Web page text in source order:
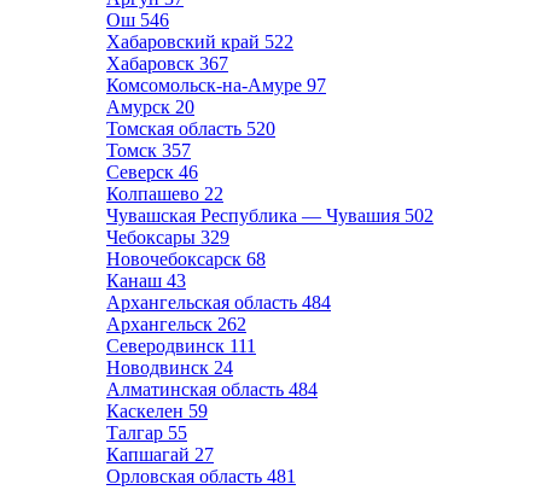
Ош 546
Хабаровский край 522
Хабаровск 367
Комсомольск-на-Амуре 97
Амурск 20
Томская область 520
Томск 357
Северск 46
Колпашево 22
Чувашская Республика — Чувашия 502
Чебоксары 329
Новочебоксарск 68
Канаш 43
Архангельская область 484
Архангельск 262
Северодвинск 111
Новодвинск 24
Алматинская область 484
Каскелен 59
Талгар 55
Капшагай 27
Орловская область 481